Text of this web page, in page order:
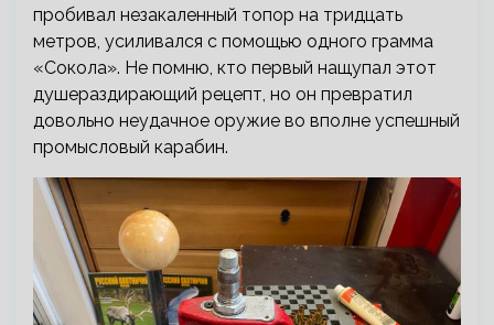
пробивал незакаленный топор на тридцать
метров, усиливался с помощью одного грамма
«Сокола». Не помню, кто первый нащупал этот
душераздирающий рецепт, но он превратил
довольно неудачное оружие во вполне успешный
промысловый карабин.